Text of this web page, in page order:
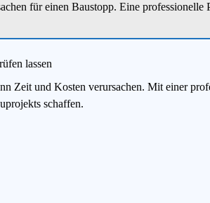
für einen Baustopp. Eine
lassen
Zeit und Kosten verursachen. Mit einer
schaffen.